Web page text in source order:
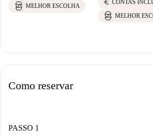
MELHOR ESCOLHA euro CONTAS
MELHOR
Como reservar
PASSO 1